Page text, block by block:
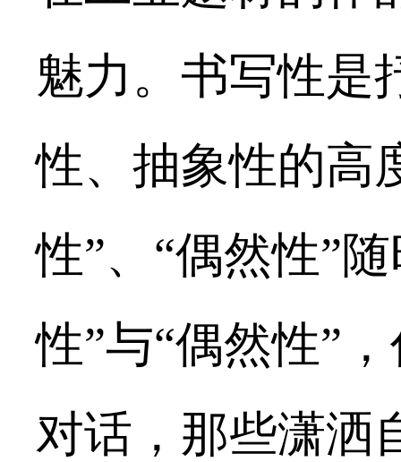
魅力。书写性是
性、抽象性的高
性”、“偶然性”
性”与“偶然性”
对话，那些潇洒